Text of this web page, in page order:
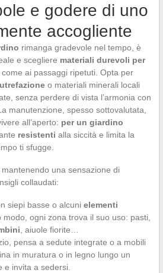
e godere di uno
accogliente
rimanga gradevole nel tempo, è
e scegliere materiali durevoli per
ai passaggi ripetuti. Opta per
o materiali minerali locali
senza perdere di vista l’armonia con
manutenzione, spesso sottovalutata,
all’aperto: per un giardino
resistenti alla siccità e limita la
ti sfugge.
una sensazione di
collaudati:
siepi basse o alcuni elementi
modo, ogni zona trova il suo uso: pasti,
, aiuole fiorite…
pensa a sedute integrate o a mobili
in muratura o in legno lungo un
e invita a sedersi.